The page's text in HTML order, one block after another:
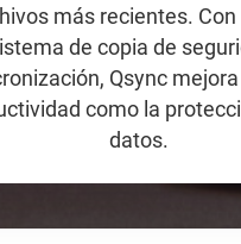
más recientes.
de copia de
Qsync
como la
datos.